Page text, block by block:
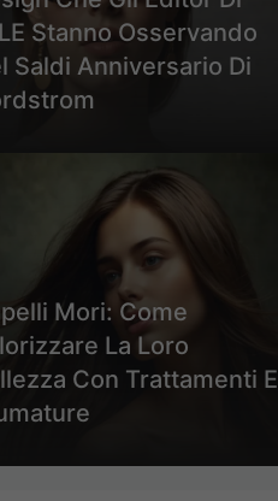
Stanno Osservando
Saldi Anniversario Di
Mori: Come
La Loro
Con Trattamenti E